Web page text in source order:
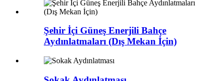
Şehir İçi Güneş Enerjili Bahçe
Aydınlatmaları (Dış Mekan İçin)